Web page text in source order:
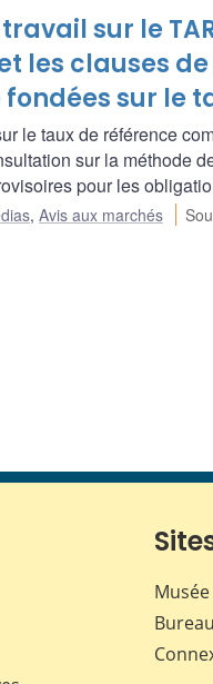
sur le
les clauses
sur le
le taux de référence
sur la méthode
pour les
, Avis aux marchés